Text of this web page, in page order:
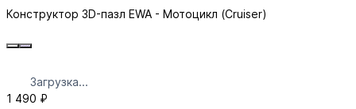
Конструктор 3D-пазл EWA - Мотоцикл (Cruiser)
Загрузка...
1 490 ₽